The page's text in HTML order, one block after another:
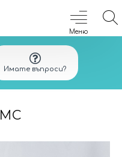
Имате въпроси?